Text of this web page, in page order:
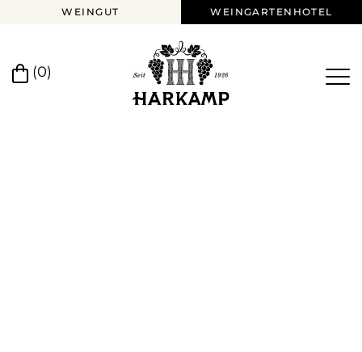
WEINGUT WEINGARTENHOTEL
(0)